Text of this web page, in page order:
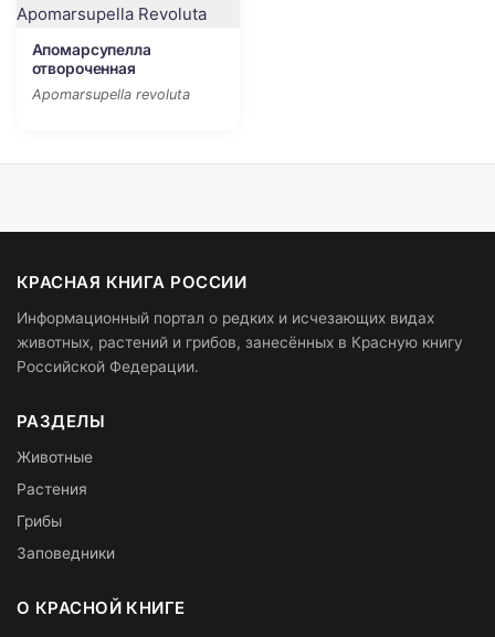
Апомарсупелла
отвороченная
Apomarsupella revoluta
КРАСНАЯ КНИГА РОССИИ
Информационный портал о редких и исчезающих видах
животных, растений и грибов, занесённых в Красную книгу
Российской Федерации.
РАЗДЕЛЫ
Животные
Растения
Грибы
Заповедники
О КРАСНОЙ КНИГЕ